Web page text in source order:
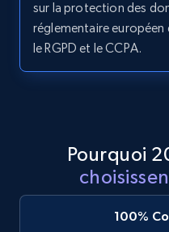
11.3K+ 1.5K+
sur la protection des
réglementaire
le RGPD et le CCPA.
Pourquoi
100%